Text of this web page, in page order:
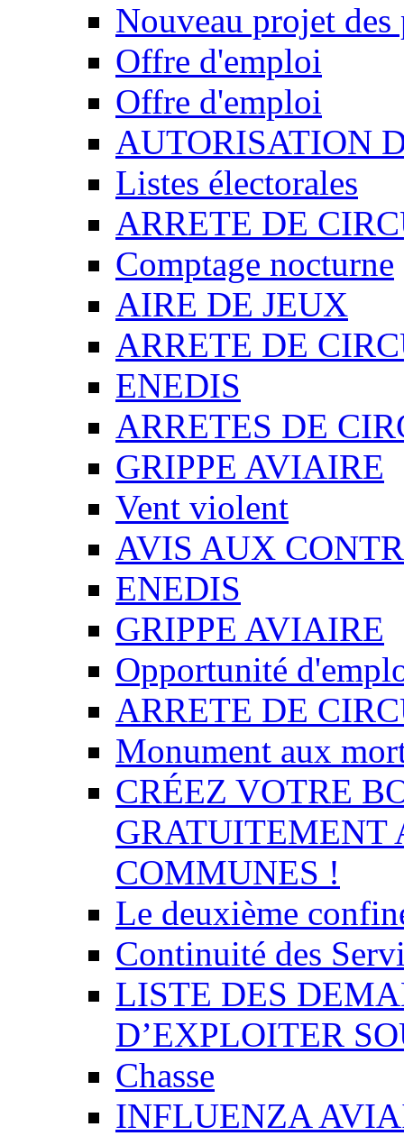
Nouveau projet
Offre d'emploi
Offre d'emploi
AUTORISATION
Listes électorales
ARRETE DE
Comptage nocturne
AIRE DE JEUX
ARRETE DE
ENEDIS
ARRETES DE
GRIPPE AVIAIRE
Vent violent
AVIS AUX
ENEDIS
GRIPPE AVIAIRE
Opportunité
ARRETE DE
Monument aux
CRÉEZ VOTRE
GRATUITEMENT
COMMUNES !
Le deuxième
Continuité des
LISTE DES
D’EXPLOITER
Chasse
INFLUENZA